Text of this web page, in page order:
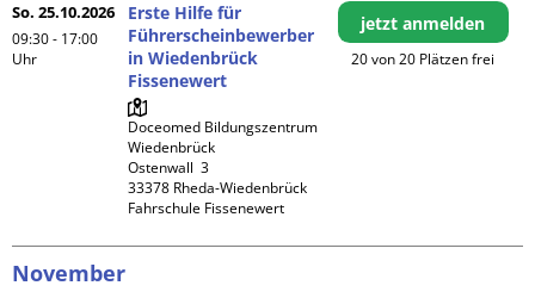
So. 25.10.2026
09:30 - 17:00
Uhr
Erste Hilfe für
Führerscheinbewerber
in Wiedenbrück
Fissenewert
Doceomed Bildungszentrum
Wiedenbrück
Ostenwall  3
33378 Rheda-Wiedenbrück
Fahrschule Fissenewert
jetzt anmelden
20 von 20 Plätzen frei
November